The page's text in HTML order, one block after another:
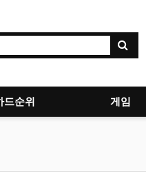
드순위 게임